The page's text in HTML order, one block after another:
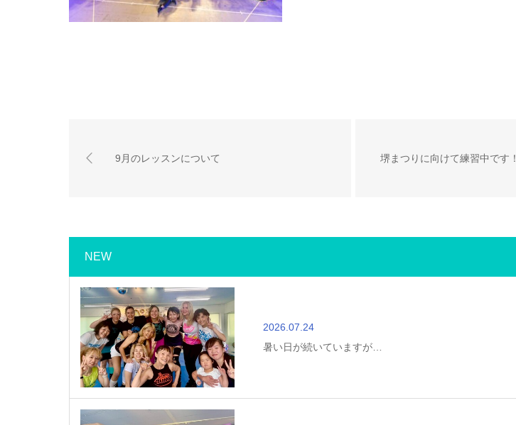
9月のレッスンについて 堺まつりに向けて練習中です！
NEW
2026.07.24
暑い日が続いていますが…